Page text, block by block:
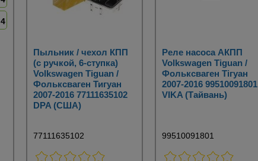
4
Пыльник / чехол КПП
(с ручкой, 6-ступка)
Volkswagen Tiguan /
Фольксваген Тигуан
2007-2016 77111635102
DPA (США)
77111635102
Реле насоса АКПП
Volkswagen Tiguan /
Фольксваген Тігуан
2007-2016 99510091801
VIKA (Тайвань)
99510091801